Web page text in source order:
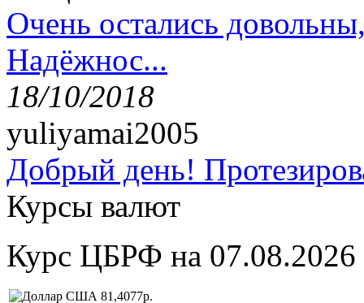
Очень остались
Надёжнос...
18/10/2018
yuliyamai2005
Добрый день!
Курсы валют
Курс ЦБРФ на 07.08.2026
81,4077р.